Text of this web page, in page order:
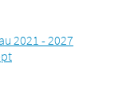
2021 - 2027